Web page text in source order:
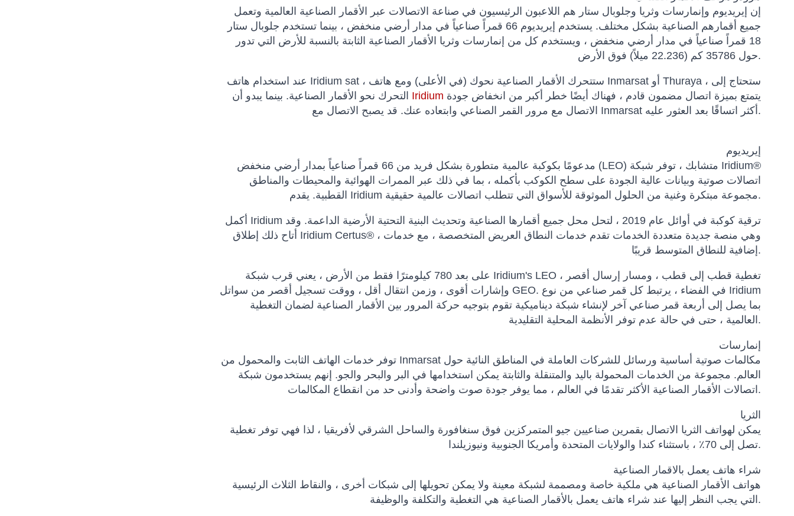
إن إيريديوم وإنمارسات وثريا وجلوبال ستار هم اللاعبون الرئيسيون في صناعة الاتصالات عبر الأقمار الصناعية العالمية وتعمل
جميع أقمارهم الصناعية بشكل مختلف. يستخدم إيريديوم 66 قمراً صناعياً في مدار أرضي منخفض ، بينما تستخدم جلوبال ستار
18 قمراً صناعياً في مدار أرضي منخفض ، ويستخدم كل من إنمارسات وثريا الأقمار الصناعية الثابتة بالنسبة للأرض التي تدور
حول 35786 كم (22.236 ميلاً) فوق الأرض.
عند استخدام هاتف Iridium sat ، ستتحرك الأقمار الصناعية نحوك (في الأعلى) ومع هاتف Inmarsat أو Thuraya ، ستحتاج إلى
Iridium
الاتصال مع مرور القمر الصناعي وابتعاده عنك. قد يصبح الاتصال مع Inmarsat أكثر اتساقًا بعد العثور عليه.
إيريديوم
مدعومًا بكوكبة عالمية متطورة بشكل فريد من 66 قمراً صناعياً بمدار أرضي منخفض (LEO) متشابك ، توفر شبكة Iridium®
اتصالات صوتية وبيانات عالية الجودة على سطح الكوكب بأكمله ، بما في ذلك عبر الممرات الهوائية والمحيطات والمناطق
القطبية. يقدم Iridium مجموعة مبتكرة وغنية من الحلول الموثوقة للأسواق التي تتطلب اتصالات عالمية حقيقية.
أكمل Iridium ترقية كوكبة في أوائل عام 2019 ، لتحل محل جميع أقمارها الصناعية وتحديث البنية التحتية الأرضية الداعمة. وقد
أتاح ذلك إطلاق Iridium Certus® ، وهي منصة جديدة متعددة الخدمات تقدم خدمات النطاق العريض المتخصصة ، مع خدمات
إضافية للنطاق المتوسط ​​قريبًا.
على بعد 780 كيلومترًا فقط من الأرض ، يعني قرب شبكة Iridium's LEO تغطية قطب إلى قطب ، ومسار إرسال أقصر ،
وإشارات أقوى ، وزمن انتقال أقل ، ووقت تسجيل أقصر من سواتل GEO. في الفضاء ، يرتبط كل قمر صناعي من نوع Iridium
بما يصل إلى أربعة قمر صناعي آخر لإنشاء شبكة ديناميكية تقوم بتوجيه حركة المرور بين الأقمار الصناعية لضمان التغطية
العالمية ، حتى في حالة عدم توفر الأنظمة المحلية التقليدية.
إنمارسات
توفر خدمات الهاتف الثابت والمحمول من Inmarsat مكالمات صوتية أساسية ورسائل للشركات العاملة في المناطق النائية حول
العالم. مجموعة من الخدمات المحمولة باليد والمتنقلة والثابتة يمكن استخدامها في البر والبحر والجو. إنهم يستخدمون شبكة
اتصالات الأقمار الصناعية الأكثر تقدمًا في العالم ، مما يوفر جودة صوت واضحة وأدنى حد من انقطاع المكالمات.
الثريا
يمكن لهواتف الثريا الاتصال بقمرين صناعيين جيو المتمركزين فوق سنغافورة والساحل الشرقي لأفريقيا ، لذا فهي توفر تغطية
تصل إلى 70٪ ، باستثناء كندا والولايات المتحدة وأمريكا الجنوبية ونيوزيلندا.
شراء هاتف يعمل بالاقمار الصناعية
هواتف الأقمار الصناعية هي ملكية خاصة ومصممة لشبكة معينة ولا يمكن تحويلها إلى شبكات أخرى ، والنقاط الثلاث الرئيسية
التي يجب النظر إليها عند شراء هاتف يعمل بالأقمار الصناعية هي التغطية والتكلفة والوظيفة.